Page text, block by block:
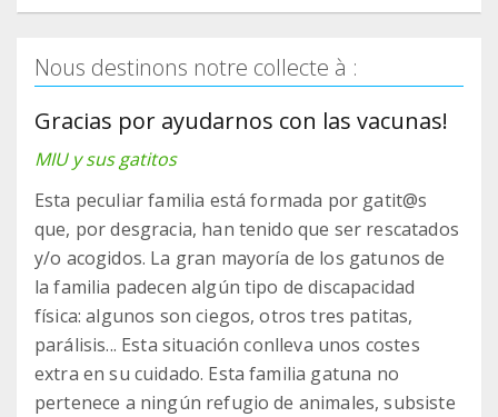
Nous destinons notre collecte à :
Gracias por ayudarnos con las vacunas!
MIU y sus gatitos
Esta peculiar familia está formada por gatit@s
que, por desgracia, han tenido que ser rescatados
y/o acogidos. La gran mayoría de los gatunos de
la familia padecen algún tipo de discapacidad
física: algunos son ciegos, otros tres patitas,
parálisis... Esta situación conlleva unos costes
extra en su cuidado. Esta familia gatuna no
pertenece a ningún refugio de animales, subsiste